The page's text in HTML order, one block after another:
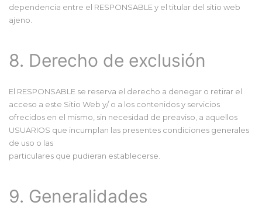
dependencia entre el RESPONSABLE y el titular del sitio web
ajeno.
8. Derecho de exclusión
El RESPONSABLE se reserva el derecho a denegar o retirar el
acceso a este Sitio Web y/ o a los contenidos y servicios
ofrecidos en el mismo, sin necesidad de preaviso, a aquellos
USUARIOS que incumplan las presentes condiciones generales
de uso o las
particulares que pudieran establecerse.
9. Generalidades